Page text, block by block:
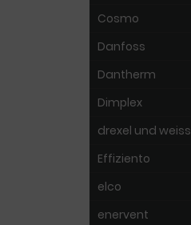
Cosmo
Danfoss
Dantherm
Dimplex
drexel und weiss
Effiziento
elco
enervent